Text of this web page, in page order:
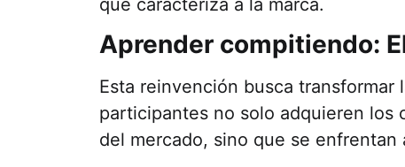
Aprender compitiendo:
Esta reinvención busca
participantes no solo adquieren los
del mercado, sino que se enfrentan